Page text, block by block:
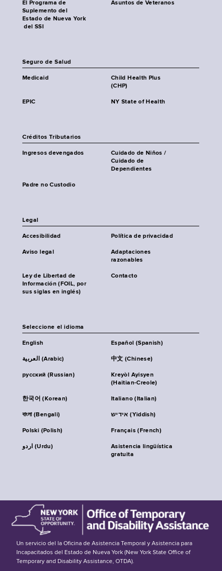
El Programa de
Suplemento del
Estado de Nueva York
del SSI
Asuntos de Veteranos
Seguro de Salud
Medicaid
Child Health Plus
(CHP)
EPIC NY State of Health
Créditos Tributarios
Ingresos devengados
Cuidado de Niños /
Cuidado de
Dependientes
Padre no Custodio
Legal
Accesibilidad Política de privacidad
Aviso legal
Adaptaciones
razonables
Ley de Libertad de
Información (FOIL, por
sus siglas en inglés)
Contacto
Seleccione el idioma
English Español (Spanish)
العربية (Arabic) 中文 (Chinese)
русский (Russian)
Kreyòl Ayisyen
(Haitian-Creole)
한국어 (Korean) Italiano (Italian)
বাংলা (Bengali) אידיש (Yiddish)
Polski (Polish) Français (French)
اردو (Urdu)
Asistencia lingüística
gratuita
Un servicio del la Oficina de Asistencia Temporal y Asistencia para
Incapacitados del Estado de Nueva York (New York State Office of
Temporary and Disability Assistance, OTDA).